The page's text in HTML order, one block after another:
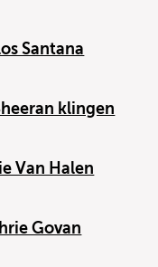
Santana
klingen
Van Halen
Govan